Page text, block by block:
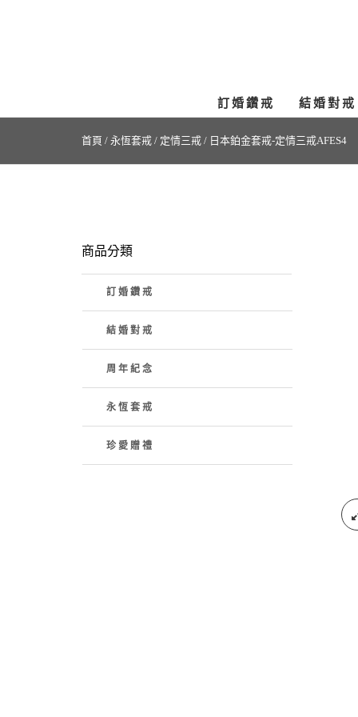
訂婚鑽戒 結婚對戒
首頁 / 永恆套戒 / 定情三戒 / 日本鉑金套戒-定情三戒AFES4
商品分類
訂婚鑽戒
結婚對戒
周年紀念
永恆套戒
珍愛贈禮